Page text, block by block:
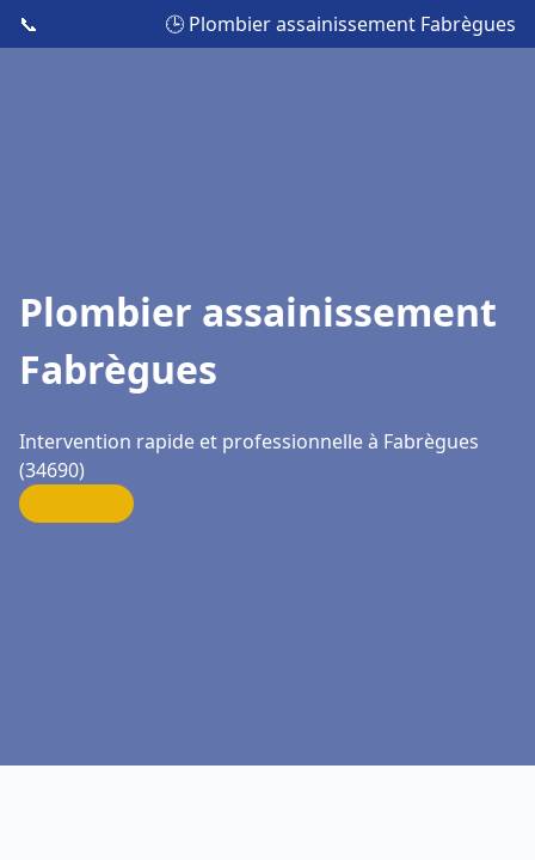
📞 🕒 Plombier assainissement Fabrègues
Plombier assainissement
Fabrègues
Intervention rapide et professionnelle à Fabrègues
(34690)